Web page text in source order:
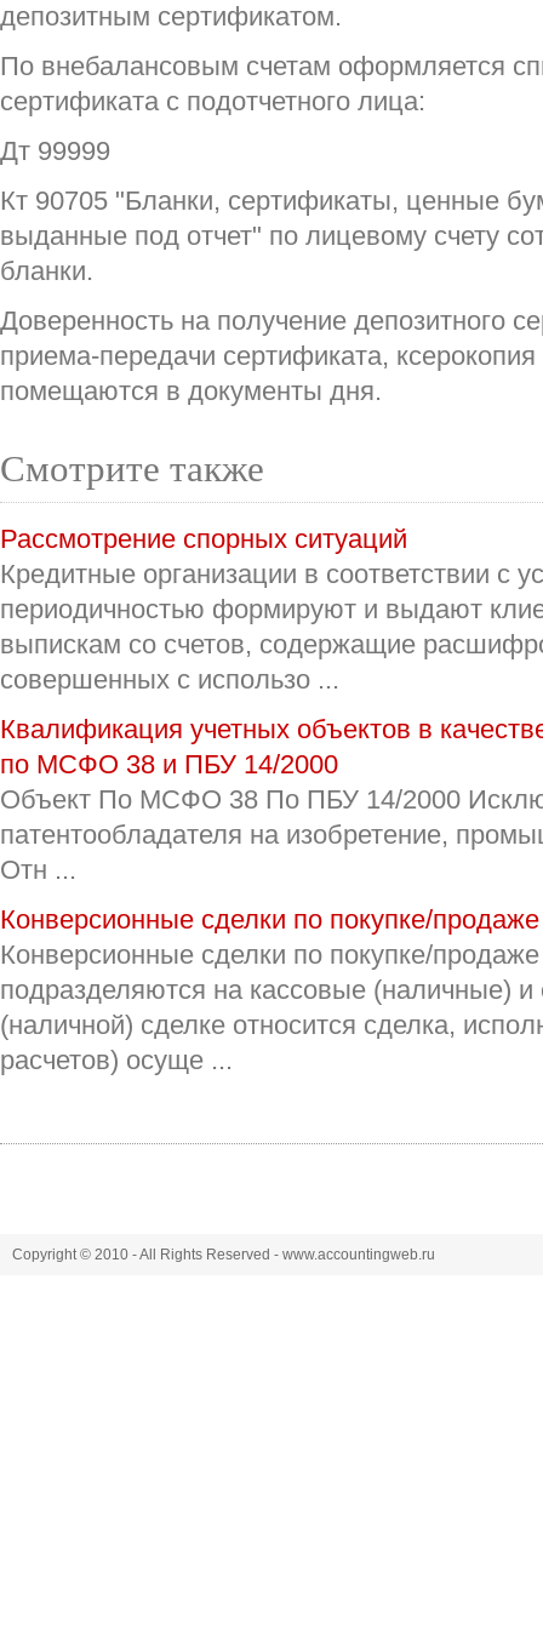
депозитным сертификатом.
По внебалансовым счетам оформляется
сертификата с подотчетного лица:
Дт 99999
Кт 90705 "Бланки, сертификаты, ценные
выданные под отчет" по лицевому счету
бланки.
Доверенность на получение депозитного
приема-передачи сертификата,
помещаются в документы дня.
Смотрите также
Рассмотрение спорных ситуаций
Кредитные организации в соответствии с
периодичностью формируют и выдают
выпискам со счетов, содержащие
совершенных с использо ...
Квалификация учетных объектов в
по МСФО 38 и ПБУ 14/2000
Объект По МСФО 38 По ПБУ 14/2000
патентообладателя на изобретение,
Отн ...
Конверсионные сделки по покупке/
Конверсионные сделки по покупке/
подразделяются на кассовые (наличные) и
(наличной) сделке относится сделка,
расчетов) осуще ...
Copyright © 2010 - All Rights Reserved - www.accountingweb.ru